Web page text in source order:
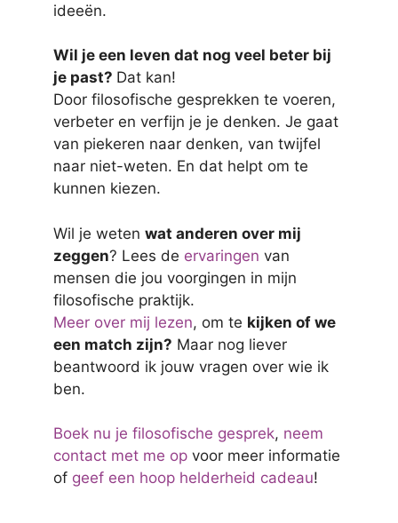
ideeën.
Wil je een leven dat nog veel beter bij
je past? Dat kan!
Door filosofische gesprekken te voeren,
verbeter en verfijn je je denken. Je gaat
van piekeren naar denken, van twijfel
naar niet-weten. En dat helpt om te
kunnen kiezen.
Wil je weten wat anderen over mij
zeggen? Lees de ervaringen van
mensen die jou voorgingen in mijn
filosofische praktijk.
Meer over mij lezen, om te kijken of we
een match zijn? Maar nog liever
beantwoord ik jouw vragen over wie ik
ben.
Boek nu je filosofische gesprek, neem
contact met me op voor meer informatie
of geef een hoop helderheid cadeau!